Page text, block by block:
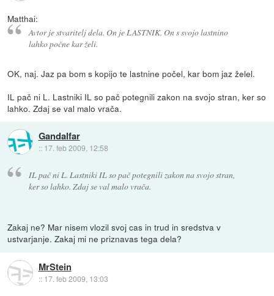
Matthai:
Avtor je stvaritelj dela. On je LASTNIK. On s svojo lastnino
lahko počne kar želi.
OK, naj. Jaz pa bom s kopijo te lastnine počel, kar bom jaz želel.
IL pač ni L. Lastniki IL so pač potegnili zakon na svojo stran, ker so
lahko. Zdaj se val malo vrača.
Gandalfar
:: 17. feb 2009, 12:58
IL pač ni L. Lastniki IL so pač potegnili zakon na svojo stran,
ker so lahko. Zdaj se val malo vrača.
Zakaj ne? Mar nisem vlozil svoj cas in trud in sredstva v
ustvarjanje. Zakaj mi ne priznavas tega dela?
MrStein
:: 17. feb 2009, 13:03